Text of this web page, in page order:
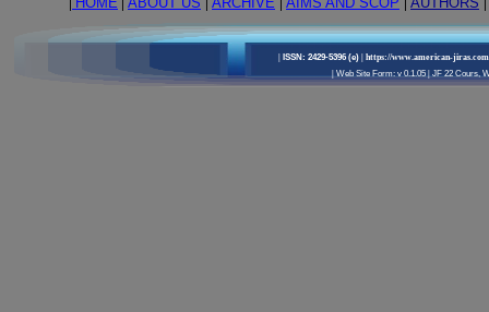
| ISSN: 2429-5396 (e)| https://www.american-jiras.com
| Web Site Form: v 0.1.05 | JF 22 Cours,